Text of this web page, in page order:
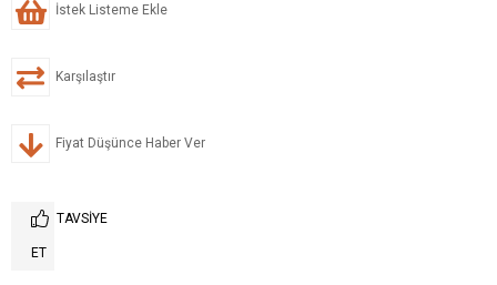
İstek Listeme Ekle
Karşılaştır
Fiyat Düşünce Haber Ver
TAVSIYE
ET